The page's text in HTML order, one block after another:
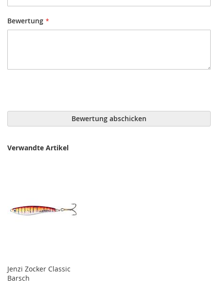
Bewertung
Bewertung abschicken
Verwandte Artikel
Jenzi Zocker Classic
Barsch